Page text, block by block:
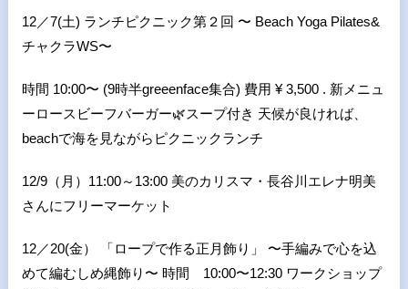
12／7(土) ランチピクニック第２回 〜 Beach Yoga Pilates&
チャクラWS︎〜
時間 10:00〜 (9時半greeenface集合) 費用 ¥ 3,500 . 新メニュ
ーロースビーフバーガー🌿スープ付き 天候が良ければ、
beachで海を見ながらピクニックランチ
12/9（月）11:00～13:00 美のカリスマ・長谷川エレナ明美
さんにフリーマーケット
12／20(金） 「ロープで作る正月飾り」 〜手編みで心を込
めて編むしめ縄飾り〜 時間 10:00〜12:30 ワークショップ